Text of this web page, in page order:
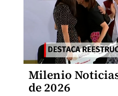
Milenio
de 2026